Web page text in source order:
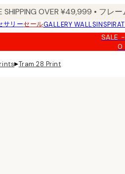
SHIPPING OVER ¥49,999 • フレ
サリーセールGALLERY WALLS
SALE
0
▸Tram 28 Print